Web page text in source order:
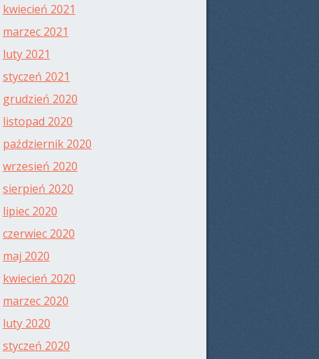
kwiecień 2021
marzec 2021
luty 2021
styczeń 2021
grudzień 2020
listopad 2020
październik 2020
wrzesień 2020
sierpień 2020
lipiec 2020
czerwiec 2020
maj 2020
kwiecień 2020
marzec 2020
luty 2020
styczeń 2020